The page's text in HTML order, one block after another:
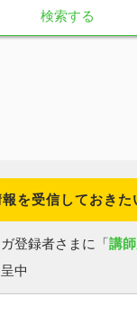
検索する
を受信しておきた
登録者さまに「 講
中